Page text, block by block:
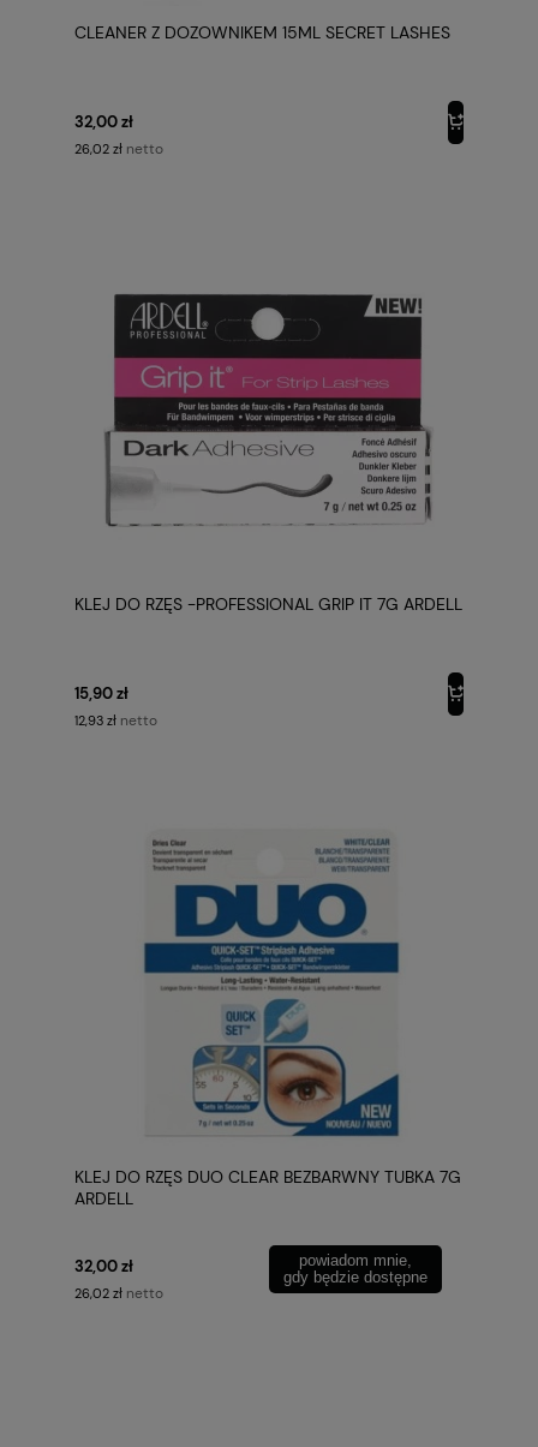
CLEANER Z DOZOWNIKEM 15ML SECRET LASHES
32,00 zł
26,02 zł netto
KLEJ DO RZĘS -PROFESSIONAL GRIP IT 7G ARDELL
15,90 zł
12,93 zł netto
KLEJ DO RZĘS DUO CLEAR BEZBARWNY TUBKA 7G
ARDELL
32,00 zł
26,02 zł netto
powiadom mnie,
gdy będzie dostępne